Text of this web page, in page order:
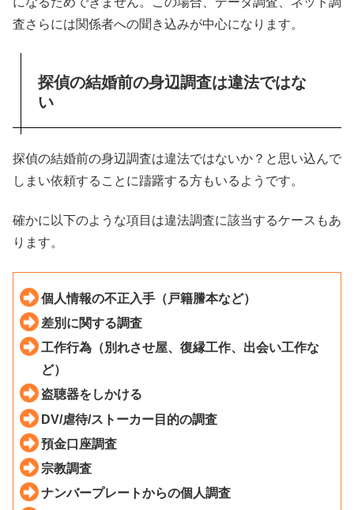
査さらには関係者への聞き込みが中心になります。
探偵の結婚前の身辺調査は違法ではな
い
探偵の結婚前の身辺調査は違法ではないか？と思い込んで
しまい依頼することに躊躇する方もいるようです。
確かに以下のような項目は違法調査に該当するケースもあ
ります。
個人情報の不正入手（戸籍謄本など）
差別に関する調査
工作行為（別れさせ屋、復縁工作、出会い工作な
ど）
盗聴器をしかける
DV/虐待/ストーカー目的の調査
預金口座調査
宗教調査
ナンバープレートからの個人調査